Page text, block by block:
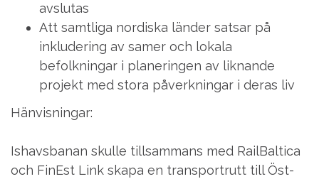
avslutas
Att samtliga nordiska länder satsar på
inkludering av samer och lokala
befolkningar i planeringen av liknande
projekt med stora påverkningar i deras liv
Hänvisningar:
Ishavsbanan skulle tillsammans med RailBaltica
och FinEst Link skapa en transportrutt till Öst-